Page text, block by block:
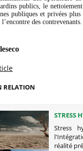
publics, le
publiques et privées
des contrevenants.
leseco
RELATION
STRESS
Stress
réalité